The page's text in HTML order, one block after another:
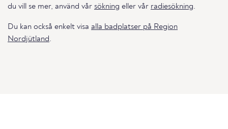
du vill se mer, använd vår sökning eller vår radiesökning.
Du kan också enkelt visa alla badplatser på Region
Nordjütland.